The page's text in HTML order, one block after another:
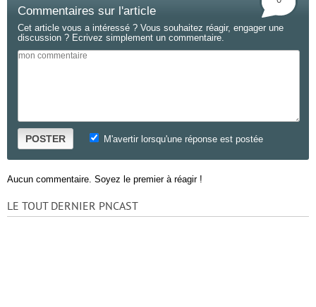
Commentaires sur l'article
Cet article vous a intéressé ? Vous souhaitez réagir, engager une
discussion ? Ecrivez simplement un commentaire.
POSTER M'avertir lorsqu'une réponse est postée
Aucun commentaire. Soyez le premier à réagir !
LE TOUT DERNIER PNCAST